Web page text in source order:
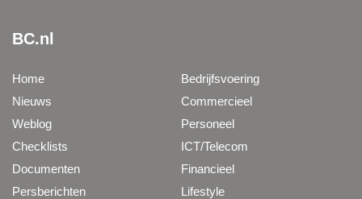
BC.nl
Home
Nieuws
Weblog
Checklists
Documenten
Persberichten
Bedrijfsvoering
Commercieel
Personeel
ICT/Telecom
Financieel
Lifestyle